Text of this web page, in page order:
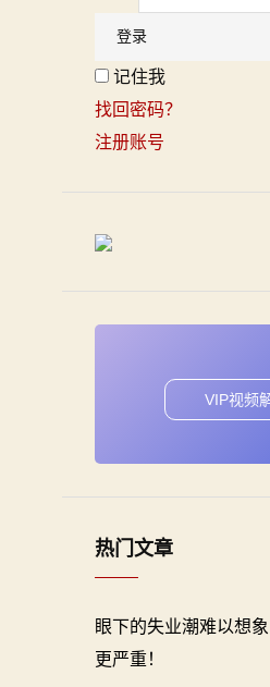
记住我
找回密码？
注册账号
VIP视频
热门文章
眼下的失业潮难以想
更严重！